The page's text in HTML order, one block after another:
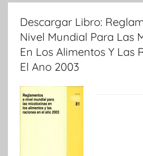
Descargar Libro:
Nivel Mundial Para Las
En Los Alimentos Y Las
El Ano 2003